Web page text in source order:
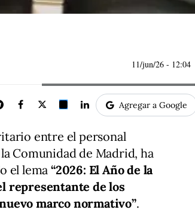
11/jun/26 - 12:04
Agregar a Google
entre el personal
Comunidad de Madrid, ha
el lema“2026: El Año de la
representante de los
marco normativo”.